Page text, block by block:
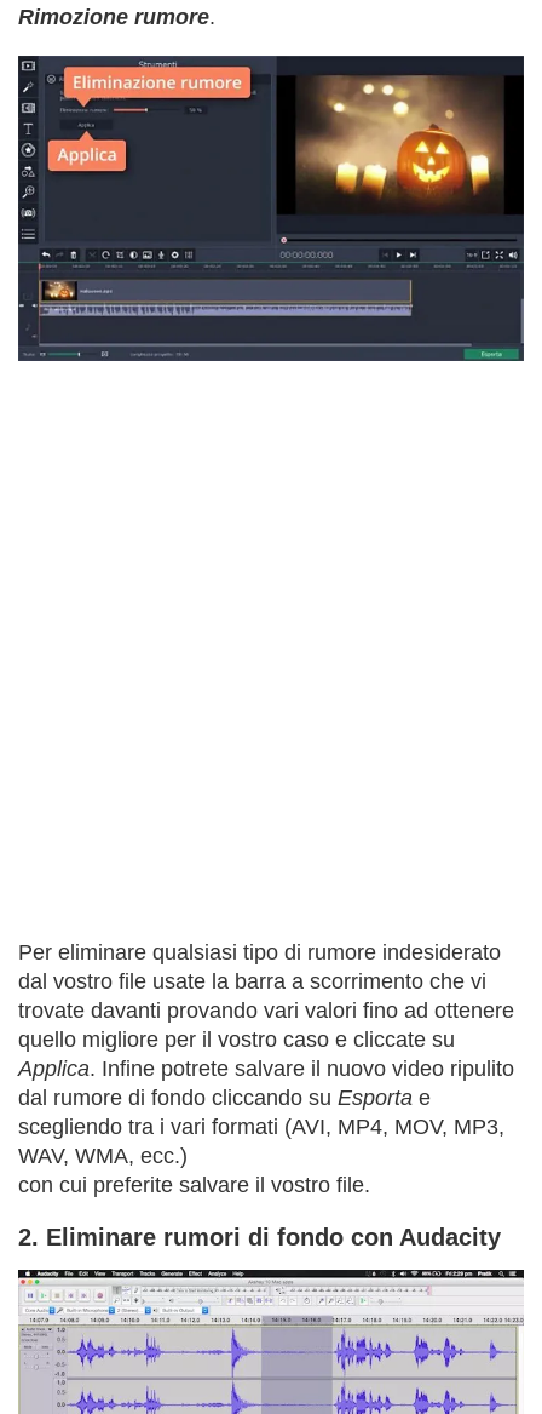
Rimozione rumore.
Per eliminare qualsiasi tipo di rumore indesiderato
dal vostro file usate la barra a scorrimento che vi
trovate davanti provando vari valori fino ad ottenere
quello migliore per il vostro caso e cliccate su
Applica. Infine potrete salvare il nuovo video ripulito
dal rumore di fondo cliccando su Esporta e
scegliendo tra i vari formati (AVI, MP4, MOV, MP3,
WAV, WMA, ecc.)
con cui preferite salvare il vostro file.
2. Eliminare rumori di fondo con Audacity